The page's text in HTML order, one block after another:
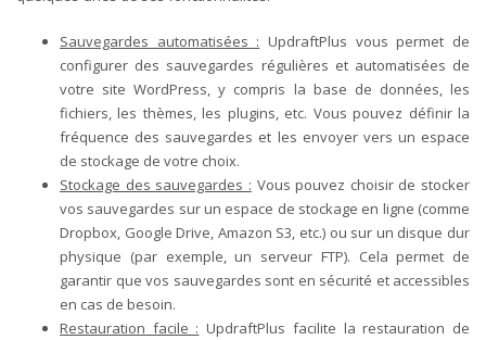
Sauvegardes automatisées : UpdraftPlus vous permet de
configurer des sauvegardes régulières et automatisées de
votre site WordPress, y compris la base de données, les
fichiers, les thèmes, les plugins, etc. Vous pouvez définir la
fréquence des sauvegardes et les envoyer vers un espace
de stockage de votre choix.
Stockage des sauvegardes : Vous pouvez choisir de stocker
vos sauvegardes sur un espace de stockage en ligne (comme
Dropbox, Google Drive, Amazon S3, etc.) ou sur un disque dur
physique (par exemple, un serveur FTP). Cela permet de
garantir que vos sauvegardes sont en sécurité et accessibles
en cas de besoin.
Restauration facile : UpdraftPlus facilite la restauration de